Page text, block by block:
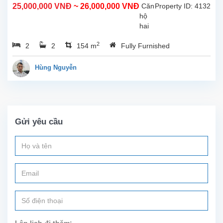
phòng
ngủ,
3
25,000,000 VNĐ ~ 26,000,000 VNĐ Property ID: 4132
Căn
hộ
hai
ngủ
lớn
Hà
Đây
là
hộ
2 2 154 m2 Fully Furnished
Hùng Nguyễn
Gửi yêu cầu